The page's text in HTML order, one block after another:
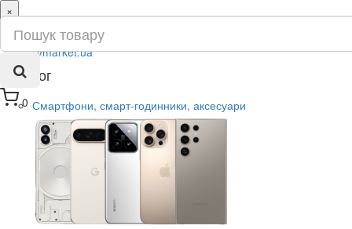
0
×
ru
ua
Каталог
Смартфони, смарт-годинники, аксесуари